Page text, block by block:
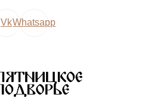
VkWhatsapp